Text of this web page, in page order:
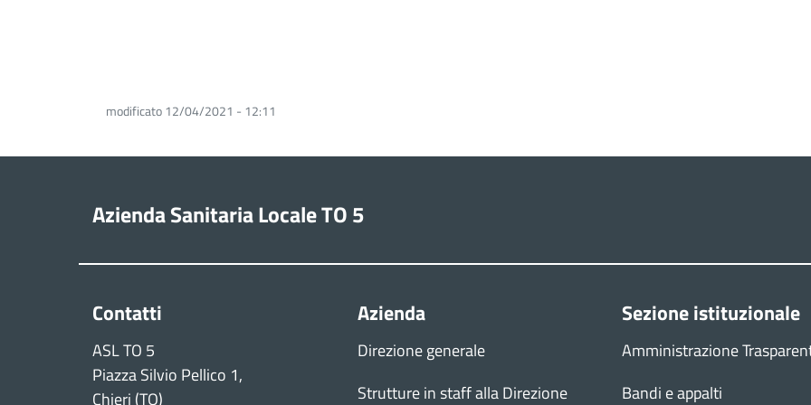
modificato 12/04/2021 - 12:11
Azienda Sanitaria Locale TO 5
Contatti
ASL TO 5
Piazza Silvio Pellico 1,
Chieri (TO)
Azienda
Direzione generale
Strutture in staff alla Direzione
Sezione istituzionale
Amministrazione
Bandi e appalti